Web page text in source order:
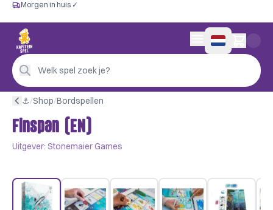
Gratis vanaf €60
Morgen in huis ✓
Persoonlijk advies
4,9/5 —
Morgen in huis ✓
Welk spel zoek je?
0 artikelen in
⚓︎/Shop/Bordspellen
Finspan (EN)
Uitgever: Stonemaier Games